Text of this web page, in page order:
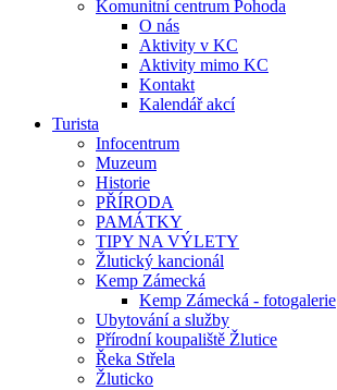
Komunitní centrum Pohoda
O nás
Aktivity v KC
Aktivity mimo KC
Kontakt
Kalendář akcí
Turista
Infocentrum
Muzeum
Historie
PŘÍRODA
PAMÁTKY
TIPY NA VÝLETY
Žlutický kancionál
Kemp Zámecká
Kemp Zámecká - fotogalerie
Ubytování a služby
Přírodní koupaliště Žlutice
Řeka Střela
Žluticko